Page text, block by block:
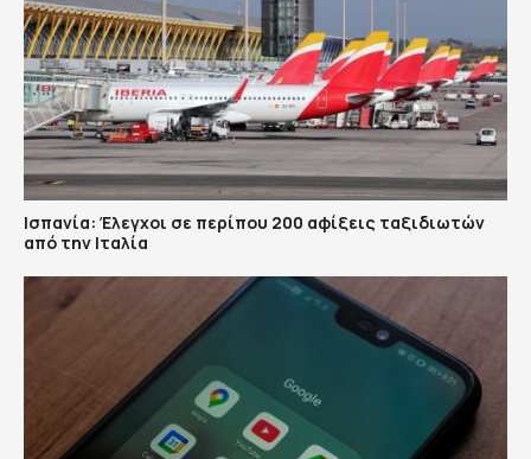
Ισπανία: Έλεγχοι σε περίπου 200 αφίξεις ταξιδιωτών
από την Ιταλία